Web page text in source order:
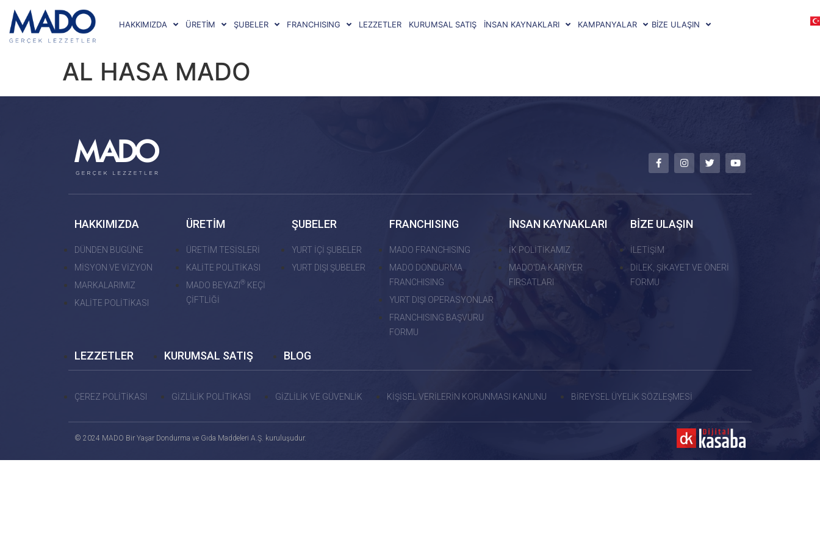
HAKKIMIZDA ÜRETİM ŞUBELER FRANCHISING LEZZETLER KURUMSAL SATIŞ İNSAN KAYNAKLARI KAMPANYALAR BİZE ULAŞIN
AL HASA MADO
HAKKIMIZDA
DÜNDEN BUGÜNE
MİSYON VE VİZYON
MARKALARIMIZ
KALİTE POLİTİKASI
ÜRETİM
ÜRETİM TESİSLERİ
KALİTE POLİTİKASI
MADO BEYAZI®KEÇİ
ÇİFTLİĞİ
ŞUBELER
YURT İÇİ ŞUBELER
YURT DIŞI ŞUBELER
FRANCHISING
MADO FRANCHISING
MADO DONDURMA
FRANCHISING
YURT DIŞI OPERASYONLAR
FRANCHISING BAŞVURU
FORMU
İNSAN KAYNAKLARI
İK POLİTİKAMIZ
MADO'DA KARİYER
FIRSATLARI
BİZE ULAŞIN
İLETİŞİM
DİLEK, ŞİKAYET VE ÖNERİ
FORMU
LEZZETLER KURUMSAL SATIŞ BLOG
ÇEREZ POLİTİKASI GİZLİLİK POLİTİKASI GİZLİLİK VE GÜVENLİK KİŞİSEL VERİLERİN KORUNMASI KANUNU BİREYSEL ÜYELİK SÖZLEŞMESİ
© 2024 MADO Bir Yaşar Dondurma ve Gıda Maddeleri A.Ş. kuruluşudur.